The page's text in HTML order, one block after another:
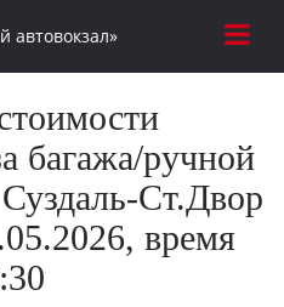
автовокзал»
багажа/ручной
Ст.Двор
время